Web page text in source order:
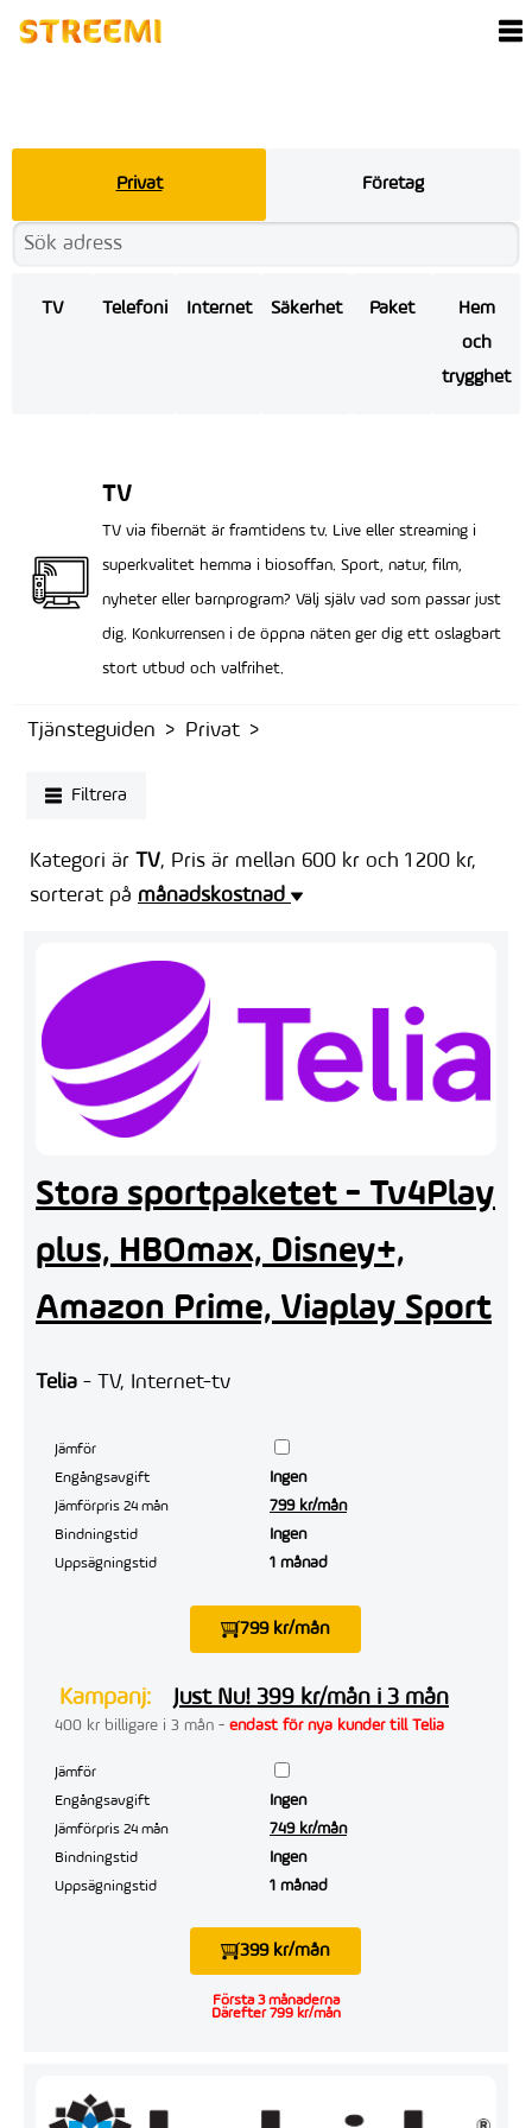
Privat Företag
TV Telefoni Internet Säkerhet Paket
Hem
och
trygghet
TV
TV via fibernät är framtidens tv. Live eller streaming i
superkvalitet hemma i biosoffan. Sport, natur, film,
nyheter eller barnprogram? Välj själv vad som passar just
dig. Konkurrensen i de öppna näten ger dig ett oslagbart
stort utbud och valfrihet.
Tjänsteguiden Privat
Filtrera
Kategori är TV, Pris är mellan 600 kr och 1 200 kr,
sorterat på månadskostnad
Stora sportpaketet - Tv4Play
plus, HBOmax, Disney+,
Amazon Prime, Viaplay Sport
Telia - TV, Internet-tv
Jämför
Engångsavgift
Ingen
Jämförpris 24 mån 799 kr/mån
Bindningstid Ingen
Uppsägningstid 1 månad
799 kr/mån
Kampanj: Just Nu! 399 kr/mån i 3 mån
400 kr billigare i 3 mån - endast för nya kunder till Telia
Jämför
Engångsavgift
Ingen
Jämförpris 24 mån 749 kr/mån
Bindningstid Ingen
Uppsägningstid 1 månad
399 kr/mån
Första 3 månaderna
Därefter 799 kr/mån